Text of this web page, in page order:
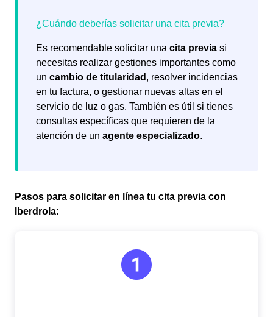
Es recomendable solicitar una cita previa si
necesitas realizar gestiones importantes como
un cambio de titularidad , resolver incidencias
en tu factura, o gestionar nuevas altas en el
servicio de luz o gas. También es útil si tienes
consultas específicas que requieren de la
atención de un agente especializado.
Pasos para solicitar en línea tu cita previa con
Iberdrola: